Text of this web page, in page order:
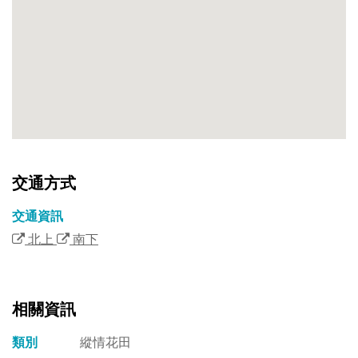
交通方式
交通資訊
北上
南下
相關資訊
類別 縱情花田